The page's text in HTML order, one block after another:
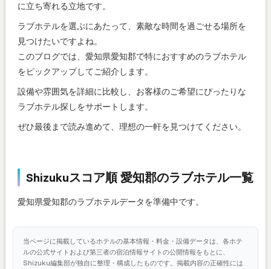
に立ち寄れる立地です。
ラブホテルを選ぶにあたって、素敵な時間を過ごせる場所を
見つけたいですよね。
このブログでは、愛知県愛知郡で特におすすめのラブホテル
をピックアップしてご紹介します。
設備や雰囲気を詳細に比較し、お客様のご希望にぴったりな
ラブホテル探しをサポートします。
ぜひ最後まで読み進めて、理想の一軒を見つけてください。
Shizukuスコア順 愛知郡のラブホテル一覧
愛知県愛知郡のラブホテルデータを準備中です。
当ページに掲載しているホテルの基本情報・料金・設備データは、各ホテ
ルの公式サイトおよび第三者の宿泊情報サイトの公開情報をもとに、
Shizuku編集部が独自に整理・構成したものです。掲載内容の正確性には